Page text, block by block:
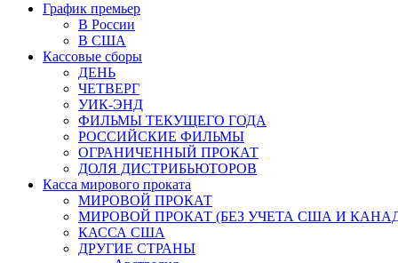
График премьер
В России
В США
Кассовые сборы
ДЕНЬ
ЧЕТВЕРГ
УИК-ЭНД
ФИЛЬМЫ ТЕКУЩЕГО ГОДА
РОССИЙСКИЕ ФИЛЬМЫ
ОГРАНИЧЕННЫЙ ПРОКАТ
ДОЛЯ ДИСТРИБЬЮТОРОВ
Касса мирового проката
МИРОВОЙ ПРОКАТ
МИРОВОЙ ПРОКАТ (БЕЗ УЧЕТА США И
КАССА США
ДРУГИЕ СТРАНЫ